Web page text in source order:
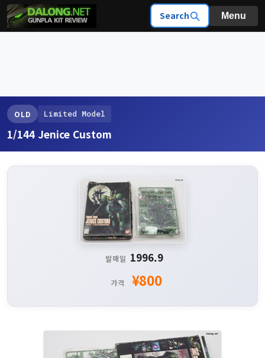
Search Menu
OLD Limited Model
1/144 Jenice Custom
발매일 1996.9
가격 ¥800